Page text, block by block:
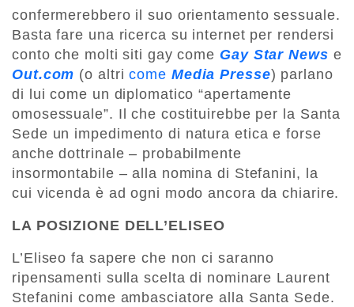
confermerebbero il suo orientamento sessuale.
Basta fare una ricerca su internet per rendersi
conto che molti siti gay come Gay Star News e
Out.com (o altricome Media Presse) parlano
di lui come un diplomatico “apertamente
omosessuale”. Il che costituirebbe per la Santa
Sede un impedimento di natura etica e forse
anche dottrinale – probabilmente
insormontabile – alla nomina di Stefanini, la
cui vicenda è ad ogni modo ancora da chiarire.
LA POSIZIONE DELL’ELISEO
L’Eliseo fa sapere che non ci saranno
ripensamenti sulla scelta di nominare Laurent
Stefanini come ambasciatore alla Santa Sede.